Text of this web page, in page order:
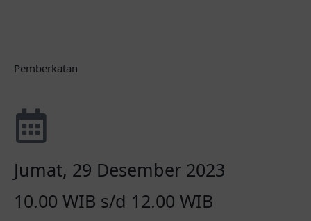
Pemberkatan
Jumat, 29 Desember 2023
10.00 WIB s/d 12.00 WIB